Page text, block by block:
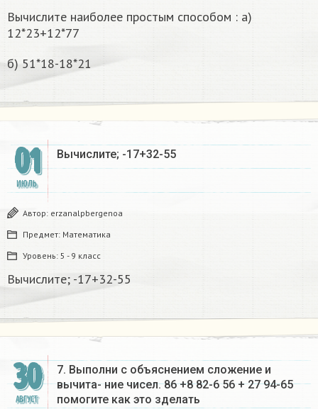
Вычислите наиболее простым способом : а)
12*23+12*77
б) 51*18-18*21
01
ИЮЛЬ
Вычислите; -17+32-55
Автор: erzanalpbergenoa
Предмет: Математика
Уровень: 5 - 9 класс
Вычислите; -17+32-55
30
АВГУСТ
7. Выполни с объяснением сложение и
вычита- ние чисел. 86 +8 82-6 56 + 27 94-65
помогите как это зделать​